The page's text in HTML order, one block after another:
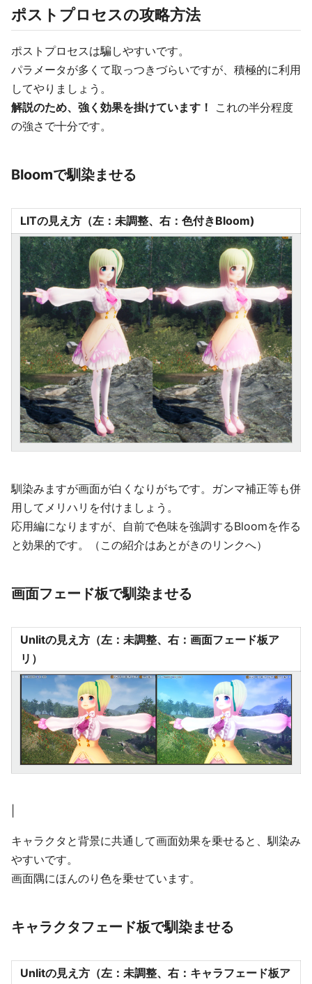
ポストプロセスの攻略方法
ポストプロセスは騙しやすいです。
パラメータが多くて取っつきづらいですが、積極的に利用
してやりましょう。
解説のため、強く効果を掛けています！
これの半分程度
の強さで十分です。
Bloomで馴染ませる
LITの見え方（左：未調整、右：色付きBloom)
馴染みますが画面が白くなりがちです。ガンマ補正等も併
用してメリハリを付けましょう。
応用編になりますが、自前で色味を強調するBloomを作る
と効果的です。（この紹介はあとがきのリンクへ）
画面フェード板で馴染ませる
Unlitの見え方（左：未調整、右：画面フェード板ア
リ）
キャラクタと背景に共通して画面効果を乗せると、馴染み
やすいです。
画面隅にほんのり色を乗せています。
キャラクタフェード板で馴染ませる
Unlitの見え方（左：未調整、右：キャラフェード板ア